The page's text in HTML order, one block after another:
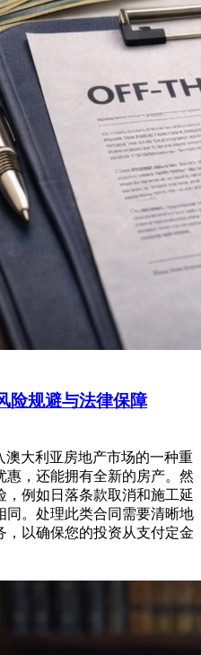
险规避与法律保障
澳大利亚房地产市场的一种重
，还能拥有全新的房产。然
例如日落条款取消和施工延
同。处理此类合同需要清晰地
，以确保您的投资从支付定金